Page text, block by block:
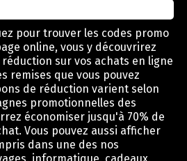
pour trouver les codes promo
online, vous y découvrirez
sur vos achats en ligne
remises que vous pouvez
de réduction varient selon
promotionnelles des
économiser jusqu'à 70% de
Vous pouvez aussi afficher
dans une des nos